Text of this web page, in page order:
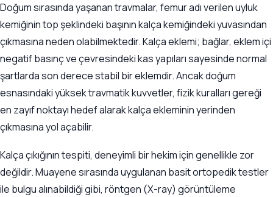
Doğum sırasında yaşanan travmalar, femur adı verilen uyluk
kemiğinin top şeklindeki başının kalça kemiğindeki yuvasından
çıkmasına neden olabilmektedir. Kalça eklemi; bağlar, eklem içi
negatif basınç ve çevresindeki kas yapıları sayesinde normal
şartlarda son derece stabil bir eklemdir. Ancak doğum
esnasındaki yüksek travmatik kuvvetler, fizik kuralları gereği
en zayıf noktayı hedef alarak kalça ekleminin yerinden
çıkmasına yol açabilir.
Kalça çıkığının tespiti, deneyimli bir hekim için genellikle zor
değildir. Muayene sırasında uygulanan basit ortopedik testler
ile bulgu alınabildiği gibi, röntgen (X-ray) görüntüleme